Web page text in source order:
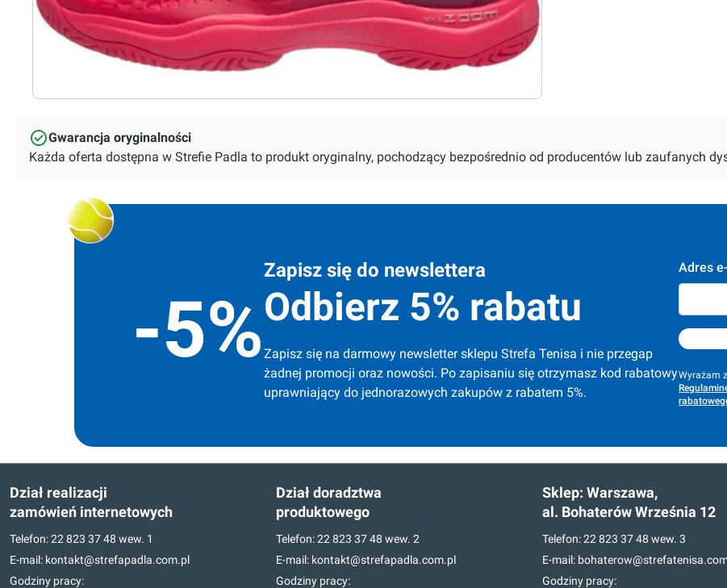
Gwarancja oryginalności
Każda oferta dostępna w Strefie Padla to produkt oryginalny, pochodzący bezpośrednio od producentów lub zaufanych
-5%
Zapisz się do newslettera
Odbierz 5% rabatu
Zapisz się na darmowy newsletter sklepu Strefa Tenisa i nie przegap
żadnej promocji oraz nowości. Po zapisaniu się otrzymasz kod rabatowy
uprawniający do jednorazowych zakupów z rabatem 5%.
Adres
Wyrażam
Dział realizacji
zamówień internetowych
Telefon:22 823 37 48 wew. 1
E-mail: kontakt@strefapadla.com.pl
Godziny pracy:
Dział doradztwa
produktowego
Telefon:22 823 37 48 wew. 2
E-mail: kontakt@strefapadla.com.pl
Godziny pracy:
Sklep: Warszawa,
al. Bohaterów Września 12
Telefon:22 823 37 48 wew. 3
E-mail:
Godziny pracy: